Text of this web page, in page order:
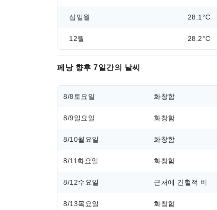
십일월 28.1°C
12월 28.2°C
페낭 향후 7일간의 날씨
8/8 토요일 화창함
8/9일요일 화창함
8/10월요일 화창함
8/11 화요일 화창함
8/12수요일 근처에 간헐적 비
8/13목요일 화창함